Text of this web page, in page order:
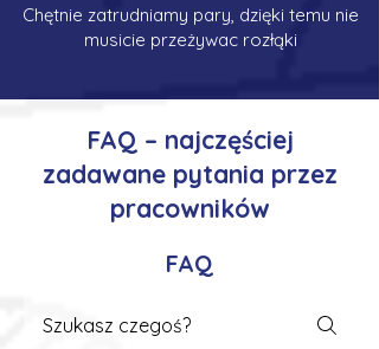
Chętnie zatrudniamy pary, dzięki temu nie
musicie przeżywac rozłąki
FAQ – najczęściej
zadawane pytania przez
pracowników
FAQ